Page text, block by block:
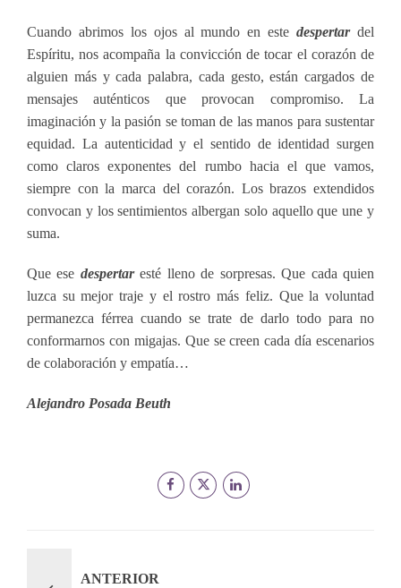
Cuando abrimos los ojos al mundo en estedespertardel
Espíritu, nos acompaña la convicción de tocar el corazón de
alguien más y cada palabra, cada gesto, están cargados de
mensajes auténticos que provocan compromiso. La
imaginación y la pasión se toman de las manos para sustentar
equidad. La autenticidad y el sentido de identidad surgen
como claros exponentes del rumbo hacia el que vamos,
siempre con la marca del corazón. Los brazos extendidos
convocan y los sentimientos albergan solo aquello que une y
suma.
Que ese despertaresté lleno de sorpresas. Que cada quien
luzca su mejor traje y el rostro más feliz. Que la voluntad
permanezca férrea cuando se trate de darlo todo para no
conformarnos con migajas. Que se creen cada día escenarios
de colaboración y empatía…
Alejandro Posada Beuth
ANTERIOR